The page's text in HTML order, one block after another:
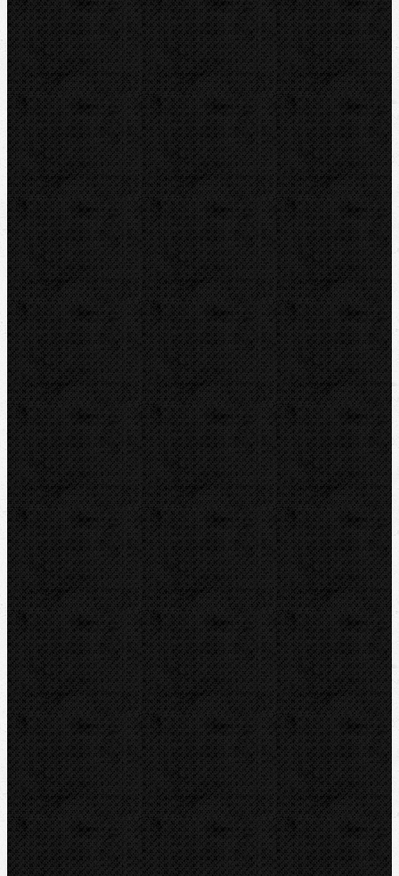
Ohýbačky / Mechanické
Pridať komentár
Sortiment
Akcia
Bazár
Novinky
Videoinšpekcia
Detektory a tesnenia
Montážna výbava
Zveráky a pracovné stoly
Horáky a spájkovanie
Zváračky na plasty
Nožnice
Rezáky a kolieska
Odhrotovače, kalibre
Úkosovače